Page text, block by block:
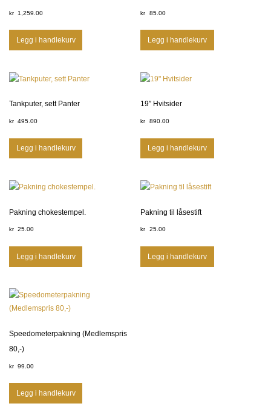
kr 1,259.00
Legg i handlekurv
kr 85.00
Legg i handlekurv
Tankputer, sett Panter
kr 495.00
Legg i handlekurv
19″ Hvitsider
kr 890.00
Legg i handlekurv
Pakning chokestempel.
kr 25.00
Legg i handlekurv
Pakning til låsestift
kr 25.00
Legg i handlekurv
Speedometerpakning (Medlemspris
80,-)
kr 99.00
Legg i handlekurv